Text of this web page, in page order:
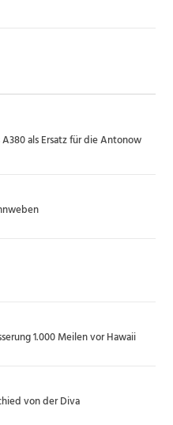
als Ersatz für die Antonow
1.000 Meilen vor Hawaii
von der Diva